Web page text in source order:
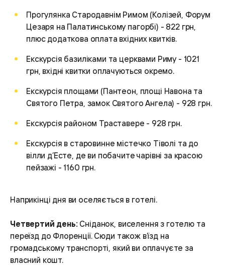
Прогулянка Стародавнім Римом (Колізей, Форум
Цезаря на Палатинському пагорбі) - 822 грн,
плюс додаткова оплата вхідних квитків.
Екскурсія базиліками та церквами Риму - 1021
грн, вхідні квитки оплачуються окремо.
Екскурсія площами (Пантеон, площі Навона та
Святого Петра, замок Святого Ангела) - 928 грн.
Екскурсія районом Траставере - 928 грн.
Екскурсія в старовинне містечко Тіволі та до
вілли д’Есте, де ви побачите чарівні за красою
пейзажі - 1160 грн.
Наприкінці дня ви оселяється в готелі.
Четвертий день: Сніданок, виселення з готелю та
переїзд до Флоренції. Сюди також в’їзд на
громадському транспорті, який ви оплачуєте за
власний кошт.